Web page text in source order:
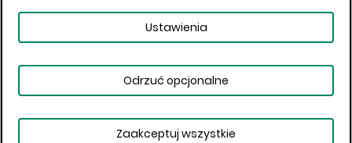
Copyright © 2026 BOŚ | BOSSA.PL
Warunki korzystania
Dane osobowe
Ustawienia
Odrzuć opcjonalne
Zaakceptuj wszystkie